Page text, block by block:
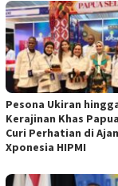
Pesona Ukiran
Kerajinan Khas
Curi Perhatian di
Xponesia HIPMI